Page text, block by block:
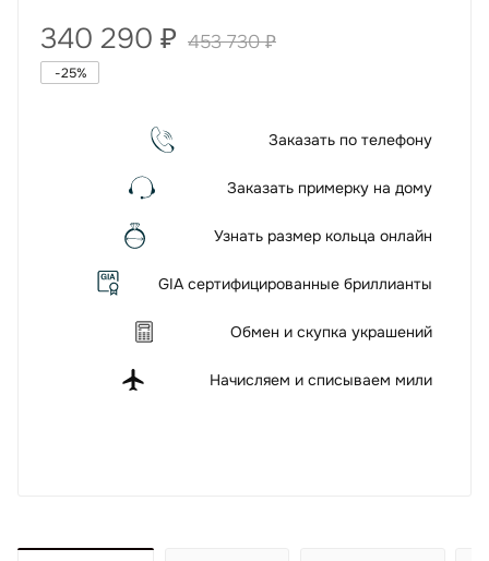
340 290 ₽ 453 730₽
-25%
Заказать по телефону
Заказать примерку на дому
Узнать размер кольца онлайн
GIA сертифицированные бриллианты
Обмен и скупка украшений
Начисляем и списываем мили